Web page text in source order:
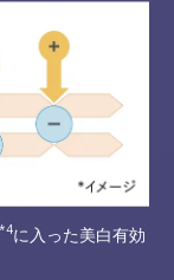
*4に入った美白有効